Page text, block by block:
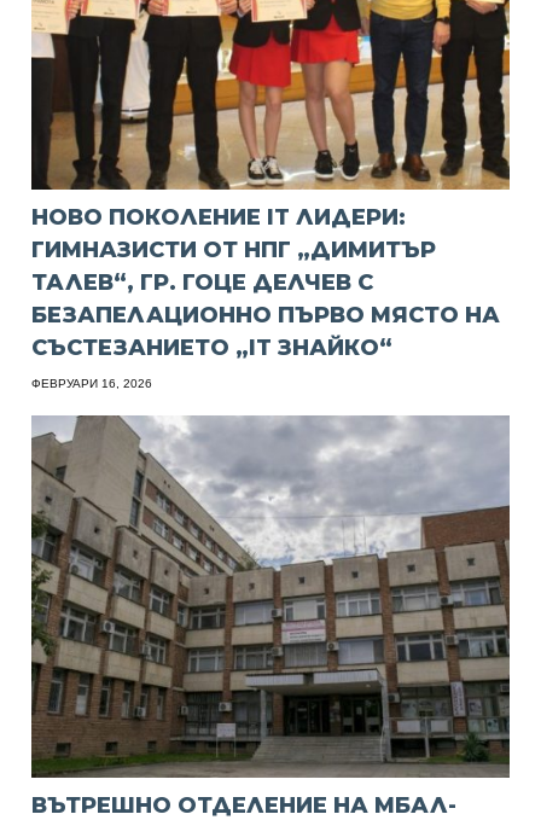
НОВО ПОКОЛЕНИЕ IT ЛИДЕРИ:
ГИМНАЗИСТИ ОТ НПГ „ДИМИТЪР
ТАЛЕВ“, ГР. ГОЦЕ ДЕЛЧЕВ С
БЕЗАПЕЛАЦИОННО ПЪРВО МЯСТО НА
СЪСТЕЗАНИЕТО „IT ЗНАЙКО“
ФЕВРУАРИ 16, 2026
ВЪТРЕШНО ОТДЕЛЕНИЕ НА МБАЛ-